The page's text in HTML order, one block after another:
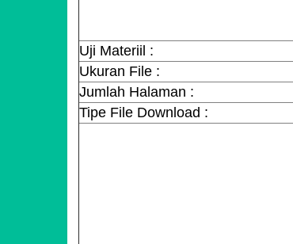
Uji Materiil :
Ukuran File :
Jumlah Halaman :
Tipe File Download :